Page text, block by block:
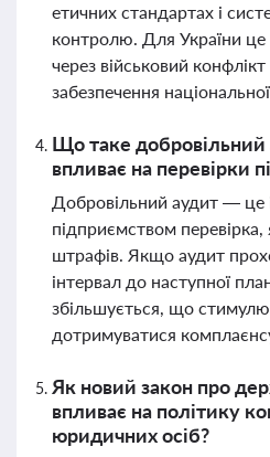
етичних стандартах і
контролю. Для України
через військовий конфлікт
забезпечення
Що таке добровільний
впливає на перевірки
Добровільний аудит — це
підприємством
штрафів. Якщо аудит
інтервал до наступної
збільшується, що
дотримуватися
Як новий закон про
впливає на політику
юридичних осіб?